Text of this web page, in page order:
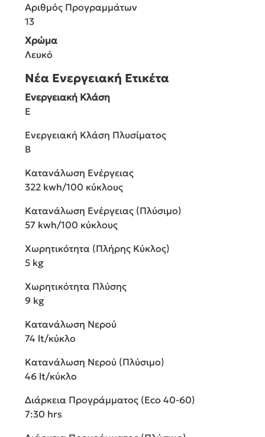
Αριθμός Προγραμμάτων
13
Χρώμα
Λευκό
Νέα Ενεργειακή Ετικέτα
Ενεργειακή Κλάση
E
Ενεργειακή Κλάση Πλυσίματος
B
Κατανάλωση Ενέργειας
322 kwh/100 κύκλους
Κατανάλωση Ενέργειας (Πλύσιμο)
57 kwh/100 κύκλους
Χωρητικότητα (Πλήρης Κύκλος)
5 kg
Χωρητικότητα Πλύσης
9 kg
Κατανάλωση Νερού
74 lt/κύκλο
Κατανάλωση Νερού (Πλύσιμο)
46 lt/κύκλο
Διάρκεια Προγράμματος (Eco 40-60)
7:30 hrs